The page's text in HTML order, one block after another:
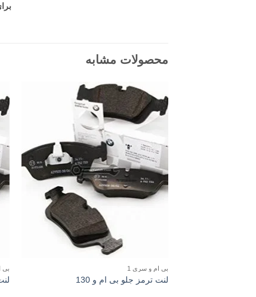
محصولات مشابه
بی ام و سری 1
لنت ترمز جلو بی ام و 130
بی